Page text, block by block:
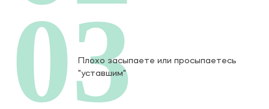
Плохо засыпаете или просыпаетесь
"уставшим"
03